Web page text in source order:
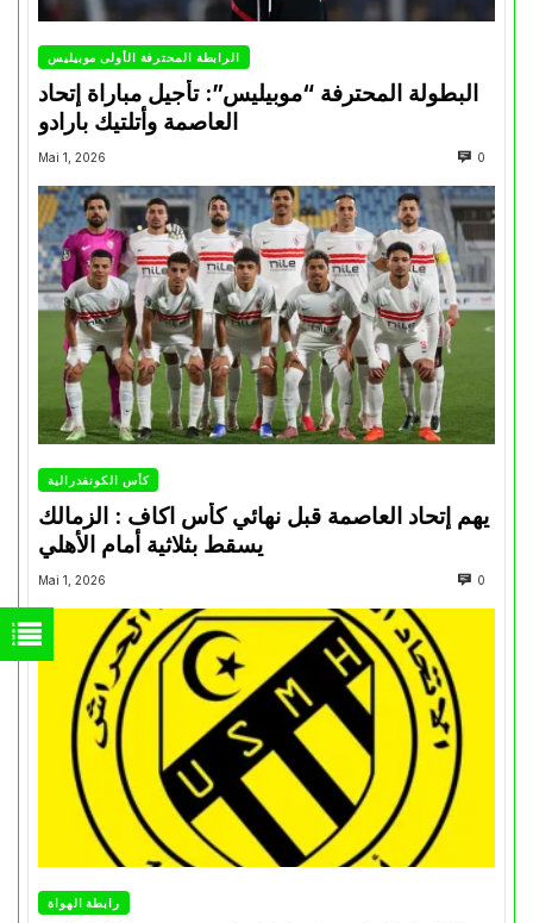
الرابطة المحترفة الأولى موبيليس
البطولة المحترفة “موبيليس”: تأجيل مباراة إتحاد
العاصمة وأتلتيك بارادو
Mai 1, 2026 0
كأس الكونفدرالية
يهم إتحاد العاصمة قبل نهائي كأس اكاف : الزمالك
Mai 1, 2026 0
رابطة الهواة